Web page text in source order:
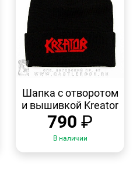
Шапка с отворотом
и вышивкой Kreator
790 ₽
В наличии